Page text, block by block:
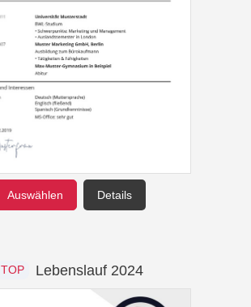
Auswählen Details
TOP Lebenslauf 2024